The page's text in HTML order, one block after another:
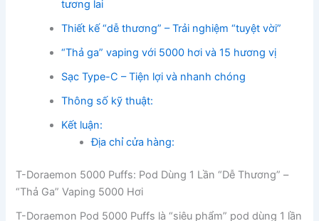
tương lai
Thiết kế “dễ thương” – Trải nghiệm “tuyệt vời”
“Thả ga” vaping với 5000 hơi và 15 hương vị
Sạc Type-C – Tiện lợi và nhanh chóng
Thông số kỹ thuật:
Kết luận:
Địa chỉ cửa hàng:
T-Doraemon 5000 Puffs: Pod Dùng 1 Lần “Dễ Thương” –
“Thả Ga” Vaping 5000 Hơi
T-Doraemon Pod 5000 Puffs là “siêu phẩm” pod dùng 1 lần